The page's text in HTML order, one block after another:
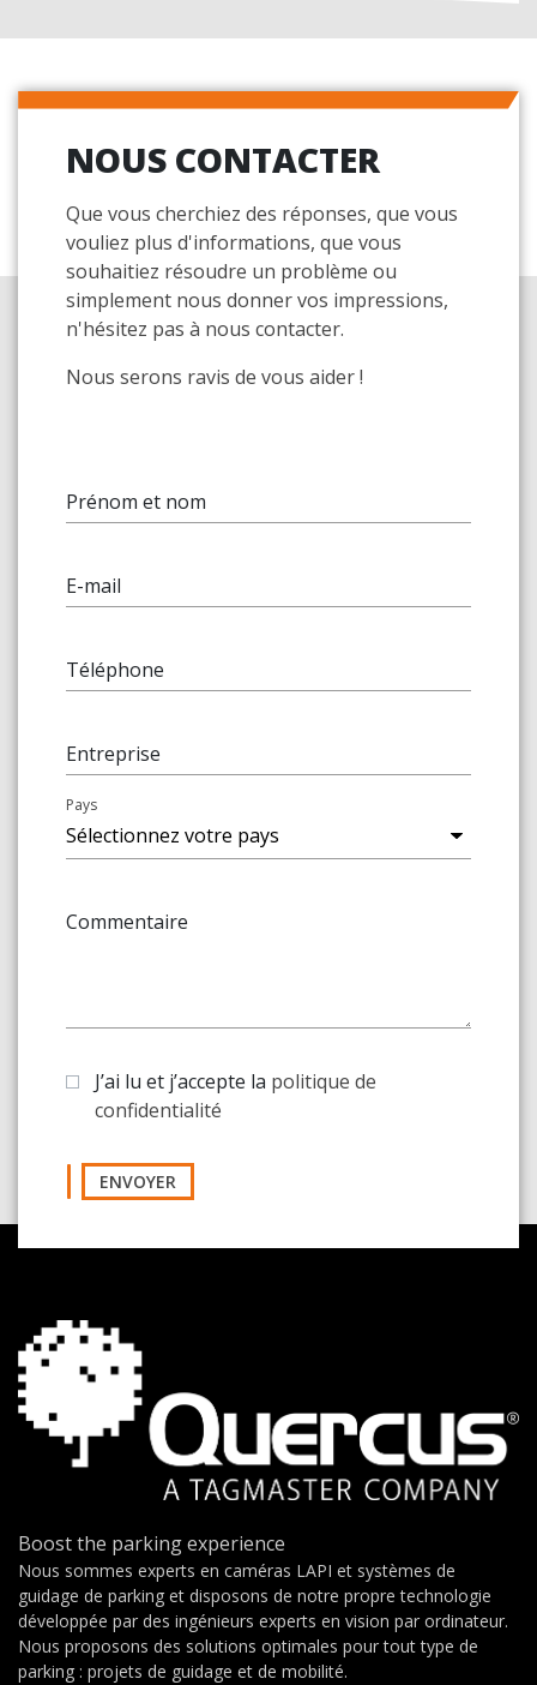
NOUS CONTACTER
Que vous cherchiez des réponses, que vous
vouliez plus d'informations, que vous
souhaitiez résoudre un problème ou
simplement nous donner vos impressions,
n'hésitez pas à nous contacter.
Nous serons ravis de vous aider !
Prénom et nom
E-mail
Téléphone
Entreprise
Pays
Commentaire
J’ai lu et j’accepte la politique de
confidentialité
ENVOYER
Boost the parking experience
Nous sommes experts en caméras LAPI et systèmes de
guidage de parking et disposons de notre propre technologie
développée par des ingénieurs experts en vision par ordinateur.
Nous proposons des solutions optimales pour tout type de
parking : projets de guidage et de mobilité.